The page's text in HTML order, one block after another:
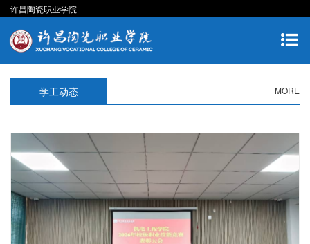
许昌陶瓷职业学院
学工动态 MORE